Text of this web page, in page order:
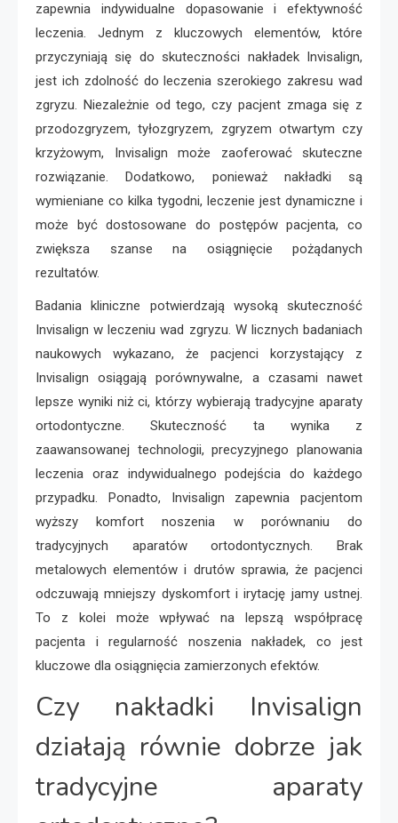
zapewnia indywidualne dopasowanie i efektywność
leczenia. Jednym z kluczowych elementów, które
przyczyniają się do skuteczności nakładek Invisalign,
jest ich zdolność do leczenia szerokiego zakresu wad
zgryzu. Niezależnie od tego, czy pacjent zmaga się z
przodozgryzem, tyłozgryzem, zgryzem otwartym czy
krzyżowym, Invisalign może zaoferować skuteczne
rozwiązanie. Dodatkowo, ponieważ nakładki są
wymieniane co kilka tygodni, leczenie jest dynamiczne i
może być dostosowane do postępów pacjenta, co
zwiększa szanse na osiągnięcie pożądanych
rezultatów.
Badania kliniczne potwierdzają wysoką skuteczność
Invisalign w leczeniu wad zgryzu. W licznych badaniach
naukowych wykazano, że pacjenci korzystający z
Invisalign osiągają porównywalne, a czasami nawet
lepsze wyniki niż ci, którzy wybierają tradycyjne aparaty
ortodontyczne. Skuteczność ta wynika z
zaawansowanej technologii, precyzyjnego planowania
leczenia oraz indywidualnego podejścia do każdego
przypadku. Ponadto, Invisalign zapewnia pacjentom
wyższy komfort noszenia w porównaniu do
tradycyjnych aparatów ortodontycznych. Brak
metalowych elementów i drutów sprawia, że pacjenci
odczuwają mniejszy dyskomfort i irytację jamy ustnej.
To z kolei może wpływać na lepszą współpracę
pacjenta i regularność noszenia nakładek, co jest
kluczowe dla osiągnięcia zamierzonych efektów.
Czy nakładki Invisalign
działają równie dobrze jak
tradycyjne aparaty